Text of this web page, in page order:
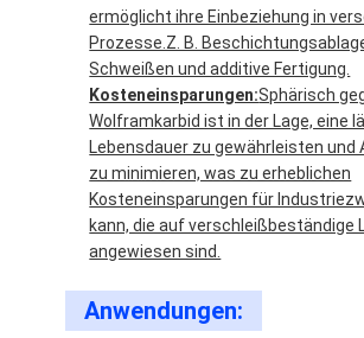
Laserplattenpulver
Keramisches Oxid-Pulver
Niedriges Legierungspulver des Nickels
ermöglicht ihre Einbeziehung in
Prozesse.Z. B.
Schweißen und additive Fertigung.
Kosteneinsparungen:Sphärisch
Wolframkarbid ist in der Lage, eine
Lebensdauer zu gewährleisten und
zu minimieren, was zu erheblichen
Kosteneinsparungen für
kann, die auf verschleißbeständige
angewiesen sind.
Anwendungen: